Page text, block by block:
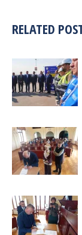
RELATED